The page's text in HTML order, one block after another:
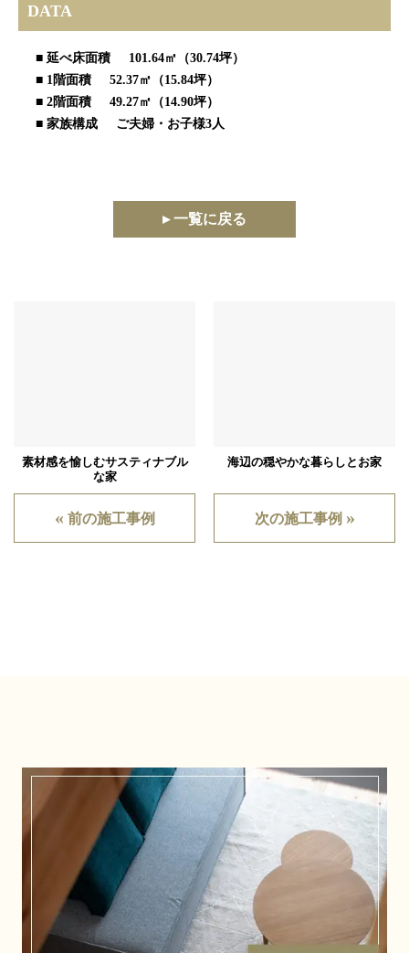
DATA
■ 延べ床面積 101.64㎡（30.74坪）
■ 1階面積 52.37㎡（15.84坪）
■ 2階面積 49.27㎡（14.90坪）
■ 家族構成 ご夫婦・お子様3人
▸ 一覧に戻る
素材感を愉しむサスティナブル
な家
« 前の施工事例
海辺の穏やかな暮らしとお家
次の施工事例 »